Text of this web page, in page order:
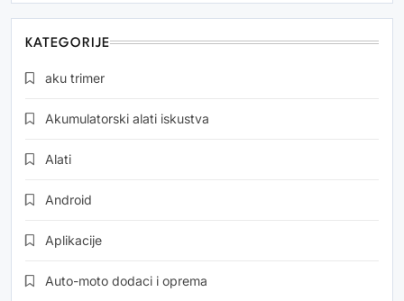
KATEGORIJE
aku trimer
Akumulatorski alati iskustva
Alati
Android
Aplikacije
Auto-moto dodaci i oprema